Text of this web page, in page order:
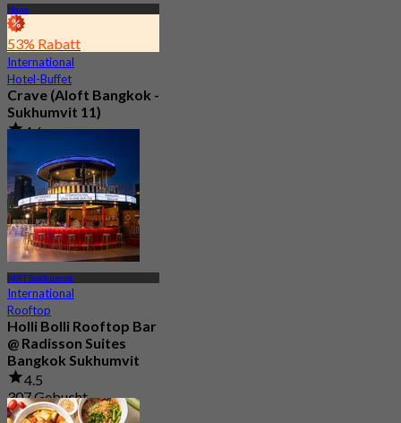
Nana
53% Rabatt
International
Hotel-Buffet
Crave (Aloft Bangkok -
Sukhumvit 11)
4.6
Aus ฿ 890
MRT Sukhumvit
International
Rooftop
Holli Bolli Rooftop Bar
@ Radisson Suites
Bangkok Sukhumvit
4.5
307 Gebucht
Aus฿ 881